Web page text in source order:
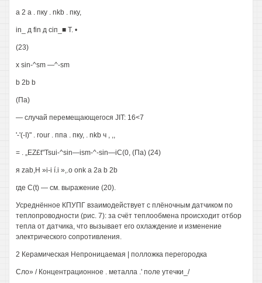
а 2 а . пку . nkb . пку,
in_ д fin д сіп_■ Т. •
(23)
х sin-^sm —^-sm
b 2b b
(Па)
— случай перемещающегося JIT: 16<7
'-'(-I)" . rour . ппа . пку, . nkb ч , ,,
= . „EZ£t"Tsui-^sin—ism-^-sin—іС(0, (Па) (24)
я zab,H »i-i í.i »,.o onk a 2a b 2b
где C(t) — см. выражение (20).
Усреднённое КПУПГ взаимодействует с плёночным датчиком по
теплопроводности (рис. 7): за счёт теплообмена происходит отбор
тепла от датчика, что вызывает его охлаждение и изменение
электрического сопротивления.
2 Керамическая Непроницаемая | полложка перегородка
Сло» / Концентрационное . металла .' поле утечки_/